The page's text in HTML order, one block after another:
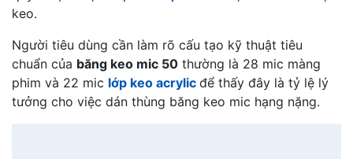
keo.
Người tiêu dùng cần làm rõ cấu tạo kỹ thuật tiêu
chuẩn của băng keo mic 50 thường là 28 mic màng
phim và 22 mic lớp keo acrylic để thấy đây là tỷ lệ lý
tưởng cho việc dán thùng băng keo mic hạng nặng.